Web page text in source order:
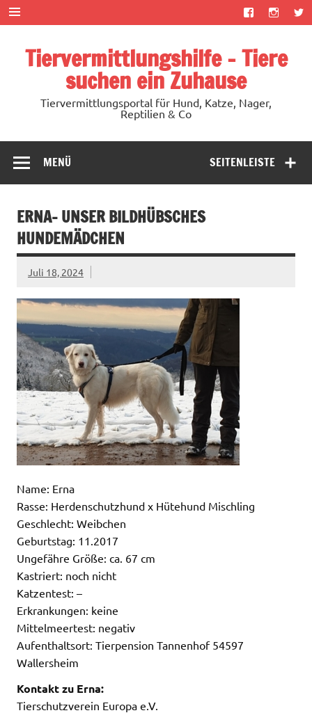
Zum
Inhalt
springen
Tiervermittlungshilfe – Tiere
suchen ein Zuhause
Tiervermittlungsportal für Hund, Katze, Nager,
Reptilien & Co
SEITENLEISTE
MENÜ
ERNA- UNSER BILDHÜBSCHES
HUNDEMÄDCHEN
Juli 18, 2024
Name: Erna
Rasse: Herdenschutzhund x Hütehund Mischling
Geschlecht: Weibchen
Geburtstag: 11.2017
Ungefähre Größe: ca. 67 cm
Kastriert: noch nicht
Katzentest: –
Erkrankungen: keine
Mittelmeertest: negativ
Aufenthaltsort: Tierpension Tannenhof 54597
Wallersheim
Kontakt zu Erna:
Tierschutzverein Europa e.V.